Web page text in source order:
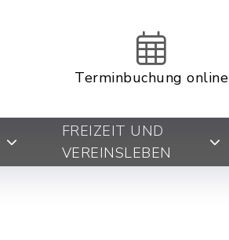
Terminbuchung online
FREIZEIT UND
VEREINSLEBEN